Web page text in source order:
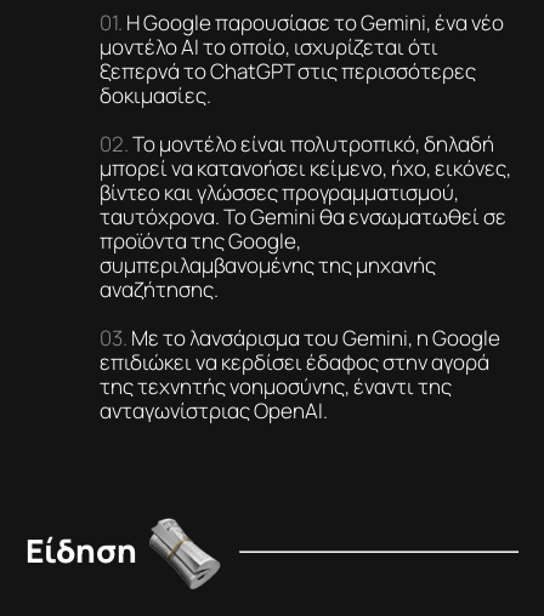
Η Google παρουσίασε το Gemini, ένα νέο
μοντέλο AI το οποίο, ισχυρίζεται ότι
ξεπερνά το ChatGPT στις περισσότερες
δοκιμασίες.
Το μοντέλο είναι πολυτροπικό, δηλαδή
μπορεί να κατανοήσει κείμενο, ήχο, εικόνες,
βίντεο και γλώσσες προγραμματισμού,
ταυτόχρονα. Το Gemini θα ενσωματωθεί σε
προϊόντα της Google,
συμπεριλαμβανομένης της μηχανής
αναζήτησης.
Με το λανσάρισμα του Gemini, η Google
επιδιώκει να κερδίσει έδαφος στην αγορά
της τεχνητής νοημοσύνης, έναντι της
ανταγωνίστριας OpenAI.
Είδηση